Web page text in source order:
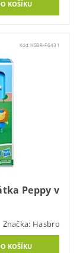
Kód: HSBR-F6431
Peppy v
Značka: Hasbro